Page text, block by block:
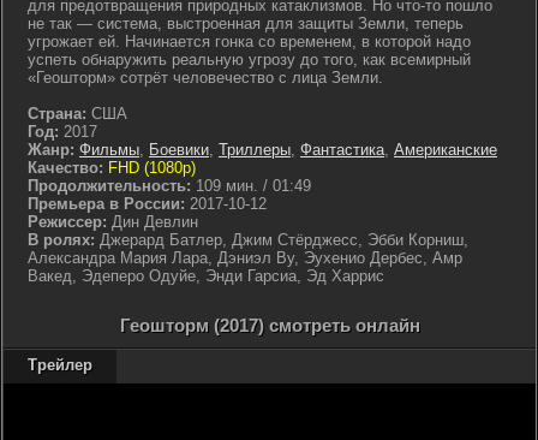
для предотвращения природных катаклизмов. Но что-то пошло
не так — система, выстроенная для защиты Земли, теперь
угрожает ей. Начинается гонка со временем, в которой надо
успеть обнаружить реальную угрозу до того, как всемирный
«Геошторм» сотрёт человечество с лица Земли.
Страна: США
Год: 2017
Жанр: Фильмы, Боевики, Триллеры, Фантастика, Американские
Качество: FHD (1080p)
Продолжительность: 109 мин. / 01:49
Премьера в России: 2017-10-12
Режиссер: Дин Девлин
В ролях: Джерард Батлер, Джим Стёрджесс, Эбби Корниш,
Александра Мария Лара, Дэниэл Ву, Эухенио Дербес, Амр
Вакед, Эдеперо Одуйе, Энди Гарсиа, Эд Харрис
Геошторм (2017) смотреть онлайн
Трейлер